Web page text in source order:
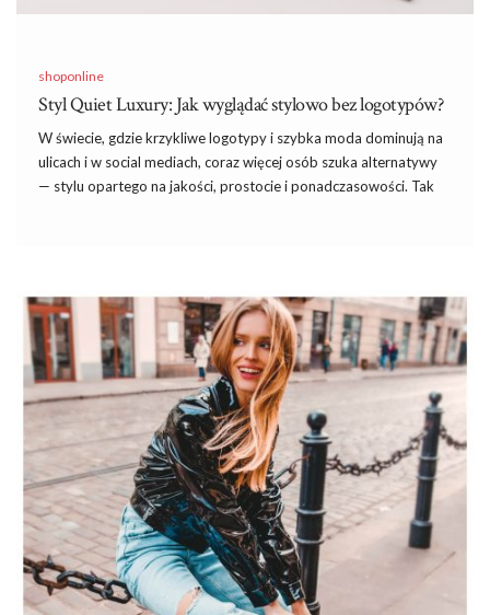
shoponline
Styl Quiet Luxury: Jak wyglądać stylowo bez logotypów?
W świecie, gdzie krzykliwe logotypy i szybka moda dominują na
ulicach i w social mediach, coraz więcej osób szuka alternatywy
— stylu opartego na jakości, prostocie i ponadczasowości. Tak
Czym jest quiet luxury?
Quiet luxury to styl, który nie krzyczy metką, ale zachwyca
jakością i dopasowaniem. Wybierasz stonowane kolory,
neutralną paletę barw (beże, biel, czerń, szarość, granat), proste
kroje, naturalne materiały i rzeczy, które przetrwają więcej niż
jeden sezon.
To podejście preferują osoby, które chcą wyglądać
ponadczasowo …